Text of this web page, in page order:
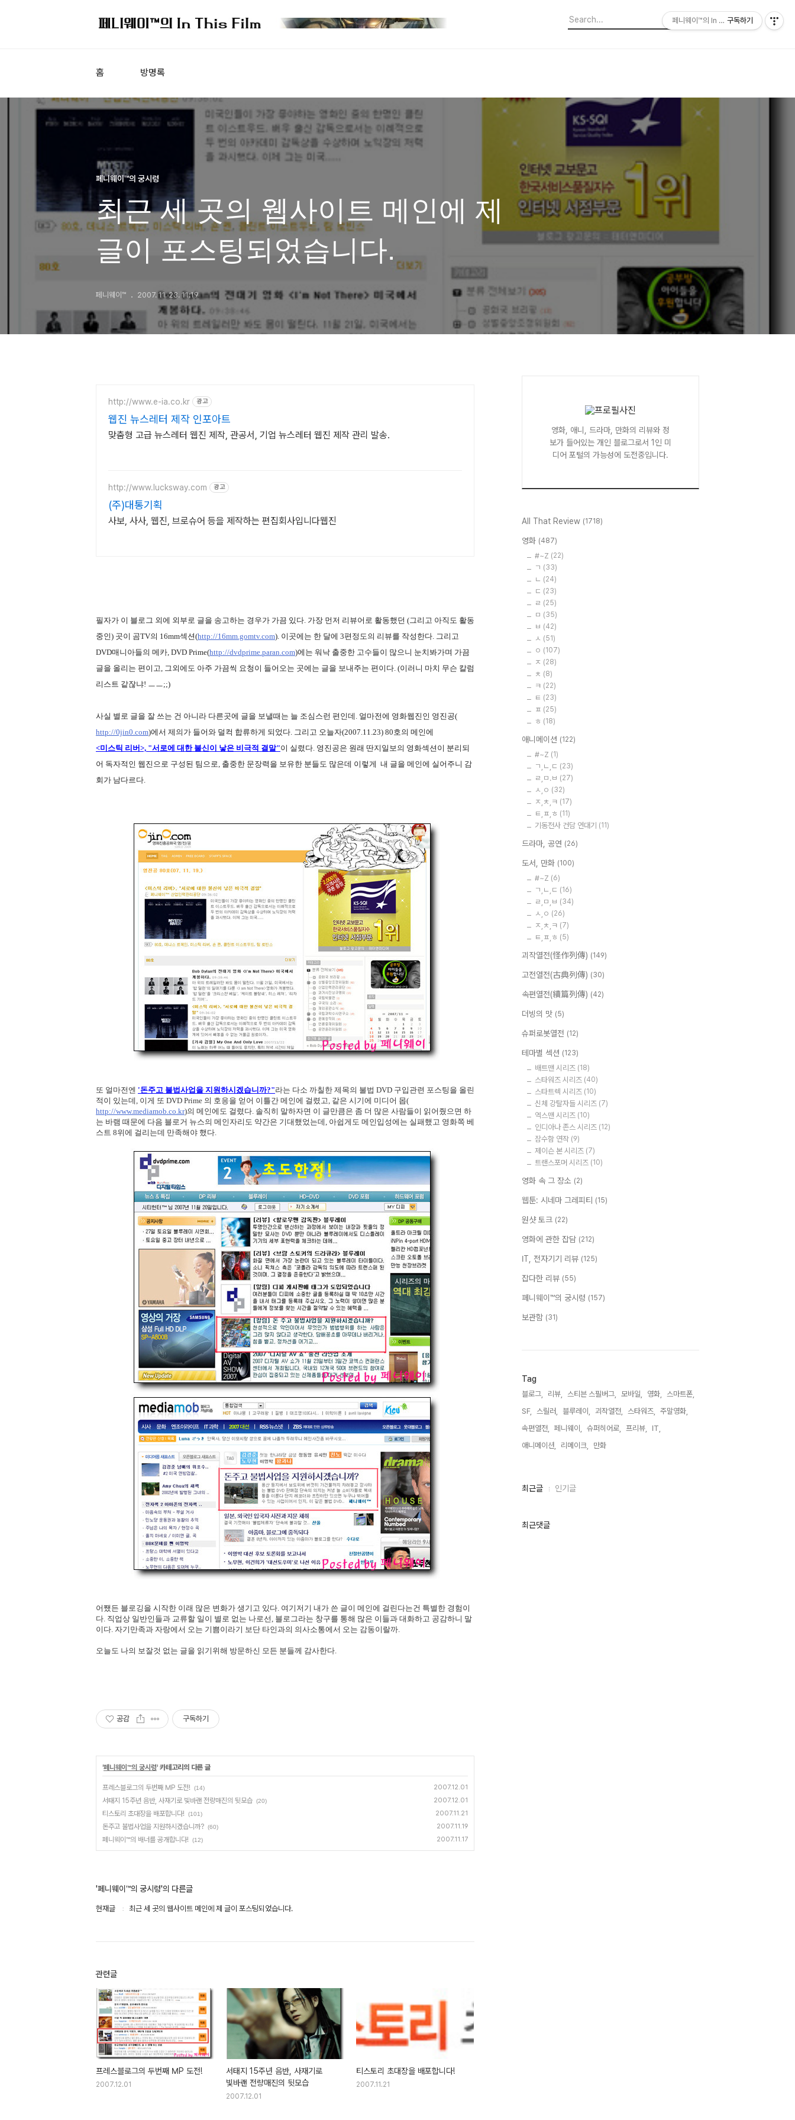
홈 방명록
페니웨이™의 궁시렁
최근 세 곳의 웹사이트 메인에 제
글이 포스팅되었습니다.
페니웨이™ 2007. 11. 23. 11:19
http://www.e-ia.co.kr 광고
웹진 뉴스레터 제작 인포아트
맞춤형 고급 뉴스레터 웹진 제작, 관공서, 기업 뉴스레터 웹진 제작 관리 발송.
http://www.lucksway.com 광고
(주)대통기획
사보, 사사, 웹진, 브로슈어 등을 제작하는 편집회사입니다웹진
필자가 이 블로그 외에 외부로 글을 송고하는 경우가 가끔 있다. 가장 먼저 리뷰어로 활동했던 (그리고 아직도 활동
중인) 곳이 곰TV의 16mm섹션(http://16mm.gomtv.com). 이곳에는 한 달에 3편정도의 리뷰를 작성한다. 그리고
DVD매니아들의 메카, DVD Prime(http://dvdprime.paran.com)에는 워낙 출중한 고수들이 많으니 눈치봐가며 가끔
글을 올리는 편이고, 그외에도 아주 가끔씩 요청이 들어오는 곳에는 글을 보내주는 편이다. (이러니 마치 무슨 칼럼
리스트 같잖냐! ㅡㅡ;;)
사실 별로 글을 잘 쓰는 건 아니라 다른곳에 글을 보낼때는 늘 조심스런 편인데. 얼마전에 영화웹진인 영진공(
http://0jin0.com)에서 제의가 들어와 덜컥 합류하게 되었다. 그리고 오늘자(2007.11.23) 80호의 메인에
<미스틱 리버>, "서로에 대한 불신이 낳은 비극적 결말"이 실렸다. 영진공은 원래 딴지일보의 영화섹션이 분리되
어 독자적인 웹진으로 구성된 팀으로, 출중한 문장력을 보유한 분들도 많은데 이렇게 내 글을 메인에 실어주니 감
회가 남다르다.
또 얼마전엔 '돈주고 불법사업을 지원하시겠습니까?"라는 다소 까칠한 제목의 불법 DVD 구입관련 포스팅을 올린
적이 있는데, 이게 또 DVD Prime 의 호응을 얻어 이틀간 메인에 걸렸고, 같은 시기에 미디어 몹(
http://www.mediamob.co.kr)의 메인에도 걸렸다. 솔직히 말하자면 이 글만큼은 좀 더 많은 사람들이 읽어줬으면 하
는 바램 때문에 다음 블로거 뉴스의 메인자리도 약간은 기대했었는데, 아쉽게도 메인입성에는 실패했고 영화쪽 베
스트 8위에 걸리는데 만족해야 했다.
어쨌든 블로깅을 시작한 이래 많은 변화가 생기고 있다. 여기저기 내가 쓴 글이 메인에 걸린다는건 특별한 경험이
다. 직업상 일반인들과 교류할 일이 별로 없는 나로선, 블로그라는 창구를 통해 많은 이들과 대화하고 공감하니 말
이다. 자기만족과 자랑에서 오는 기쁨이라기 보단 타인과의 의사소통에서 오는 감동이랄까.
오늘도 나의 보잘것 없는 글을 읽기위해 방문하신 모든 분들께 감사한다.
공감 구독하기
'페니웨이™의 궁시렁' 카테고리의 다른 글
프레스블로그의 두번째 MP 도전! (14) 2007.12.01
서태지 15주년 음반, 사재기로 빛바랜 전량매진의 뒷모습 (20) 2007.12.01
티스토리 초대장을 배포합니다! (101) 2007.11.21
돈주고 불법사업을 지원하시겠습니까? (60) 2007.11.19
페니웨이™의 배너를 공개합니다! (12) 2007.11.17
'페니웨이™의 궁시렁'의 다른글
현재글 최근 세 곳의 웹사이트 메인에 제 글이 포스팅되었습니다.
관련글
프레스블로그의 두번째 MP 도전!
2007.12.01
서태지 15주년 음반, 사재기로
빛바랜 전량매진의 뒷모습
2007.12.01
티스토리 초대장을 배포합니다!
2007.11.21
영화, 애니, 드라마, 만화의 리뷰와 정
보가 들어있는 개인 블로그로서 1인 미
디어 포털의 가능성에 도전중입니다.
All That Review (1718)
영화 (487)
#~Z (22)
ㄱ (33)
ㄴ (24)
ㄷ (23)
ㄹ (25)
ㅁ (35)
ㅂ (42)
ㅅ (51)
ㅇ (107)
ㅈ (28)
ㅊ (8)
ㅋ (22)
ㅌ (23)
ㅍ (25)
ㅎ (18)
애니메이션 (122)
#~Z (1)
ㄱ,ㄴ,ㄷ (23)
ㄹ,ㅁ.ㅂ (27)
ㅅ,ㅇ (32)
ㅈ,ㅊ,ㅋ (17)
ㅌ,ㅍ,ㅎ (11)
기동전사 건담 연대기 (11)
드라마, 공연 (26)
도서, 만화 (100)
#~Z (6)
ㄱ,ㄴ,ㄷ (16)
ㄹ,ㅁ,ㅂ (34)
ㅅ,ㅇ (26)
ㅈ,ㅊ,ㅋ (7)
ㅌ,ㅍ,ㅎ (5)
괴작열전(怪作列傳) (149)
고전열전(古典列傳) (30)
속편열전(續篇列傳) (42)
더빙의 맛 (5)
슈퍼로봇열전 (12)
테마별 섹션 (123)
배트맨 시리즈 (18)
스타워즈 시리즈 (40)
스타트렉 시리즈 (10)
신체 강탈자들 시리즈 (7)
엑스맨 시리즈 (10)
인디아나 존스 시리즈 (12)
잠수함 연작 (9)
제이슨 본 시리즈 (7)
트랜스포머 시리즈 (10)
영화 속 그 장소 (2)
웹툰: 시네마 그레피티 (15)
원샷 토크 (22)
영화에 관한 잡담 (212)
IT, 전자기기 리뷰 (125)
잡다한 리뷰 (55)
페니웨이™의 궁시렁 (157)
보관함 (31)
Tag
블로그, 리뷰, 스티븐 스필버그, 모바일, 영화,
스마트폰,
SF,
스릴러, 블루레이, 괴작열전, 스타워즈,
주말영화,
속편열전,
페니웨이, 슈퍼히어로, 프리뷰,
IT,
애니메이션,
리메이크, 만화,
최
인
최근글 인기글
최근댓글
페니웨이™의 In This Film
구독하기